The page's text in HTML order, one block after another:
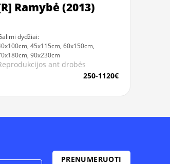
Ramybė (2013)
dydžiai:
45x115cm, 60x150cm,
90x230cm
ant drobės
250-1120€